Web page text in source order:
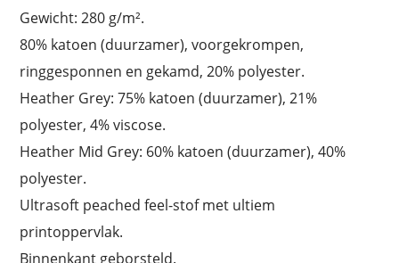
Gewicht: 280 g/m².
80% katoen (duurzamer), voorgekrompen,
ringgesponnen en gekamd, 20% polyester.
Heather Grey: 75% katoen (duurzamer), 21%
polyester, 4% viscose.
Heather Mid Grey: 60% katoen (duurzamer), 40%
polyester.
Ultrasoft peached feel-stof met ultiem
printoppervlak.
Binnenkant geborsteld.